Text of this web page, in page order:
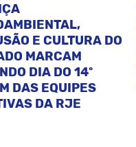
E CULTURA DO
MARCAM
DIA DO 14º
DAS EQUIPES
DA RJE